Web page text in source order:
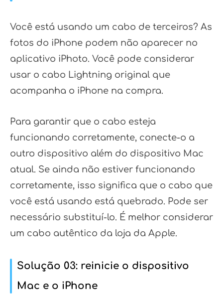
Você está usando um cabo de terceiros? As
fotos do iPhone podem não aparecer no
aplicativo iPhoto. Você pode considerar
usar o cabo Lightning original que
acompanha o iPhone na compra.
Para garantir que o cabo esteja
funcionando corretamente, conecte-o a
outro dispositivo além do dispositivo Mac
atual. Se ainda não estiver funcionando
corretamente, isso significa que o cabo que
você está usando está quebrado. Pode ser
necessário substituí-lo. É melhor considerar
um cabo autêntico da loja da Apple.
Solução 03: reinicie o dispositivo
Mac e o iPhone